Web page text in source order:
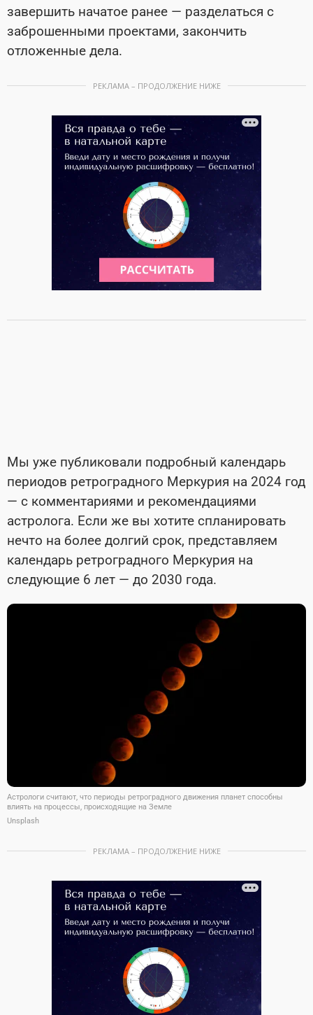
завершить начатое ранее — разделаться с
заброшенными проектами, закончить
отложенные дела.
РЕКЛАМА – ПРОДОЛЖЕНИЕ НИЖЕ
Мы уже публиковали подробный календарь
периодов ретроградного Меркурия на 2024 год
— с комментариями и рекомендациями
астролога. Если же вы хотите спланировать
нечто на более долгий срок, представляем
календарь ретроградного Меркурия на
следующие 6 лет — до 2030 года.
Астрологи считают, что периоды ретроградного движения планет способны
влиять на процессы, происходящие на Земле
Unsplash
РЕКЛАМА – ПРОДОЛЖЕНИЕ НИЖЕ